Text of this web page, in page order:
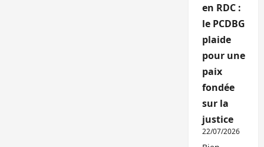
en RDC :
le PCDBG
plaide
pour une
paix
fondée
sur la
justice
22/07/2026